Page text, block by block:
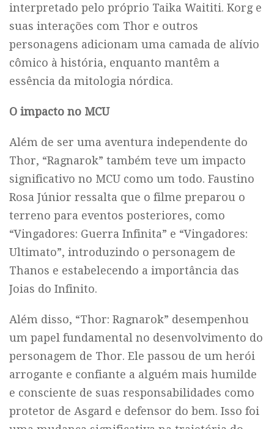
interpretado pelo próprio Taika Waititi. Korg e
suas interações com Thor e outros
personagens adicionam uma camada de alívio
cômico à história, enquanto mantêm a
essência da mitologia nórdica.
O impacto no MCU
Além de ser uma aventura independente do
Thor, “Ragnarok” também teve um impacto
significativo no MCU como um todo. Faustino
Rosa Júnior ressalta que o filme preparou o
terreno para eventos posteriores, como
“Vingadores: Guerra Infinita” e “Vingadores:
Ultimato”, introduzindo o personagem de
Thanos e estabelecendo a importância das
Joias do Infinito.
Além disso, “Thor: Ragnarok” desempenhou
um papel fundamental no desenvolvimento do
personagem de Thor. Ele passou de um herói
arrogante e confiante a alguém mais humilde
e consciente de suas responsabilidades como
protetor de Asgard e defensor do bem. Isso foi